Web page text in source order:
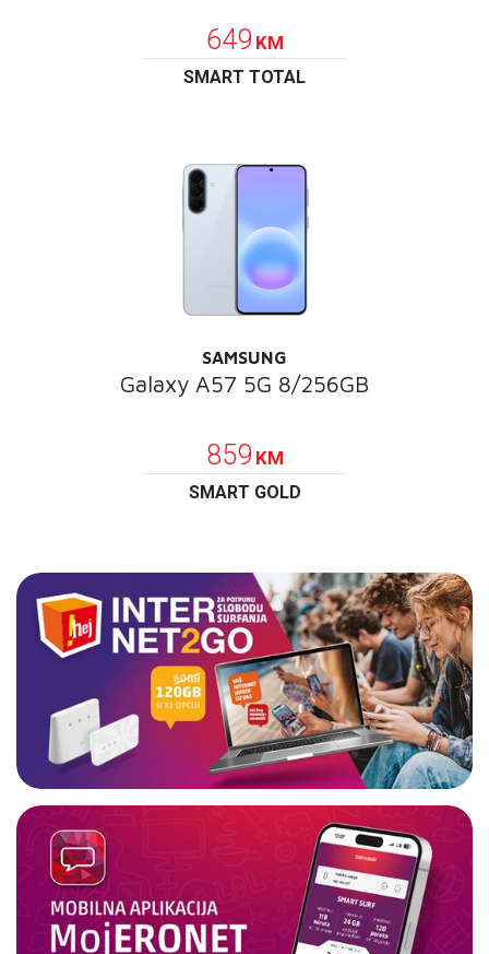
649 KM
SMART TOTAL
SAMSUNG
Galaxy A57 5G 8/256GB
859 KM
SMART GOLD